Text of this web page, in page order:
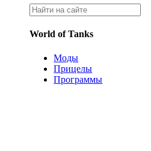
World of Tanks
Моды
Прицелы
Программы